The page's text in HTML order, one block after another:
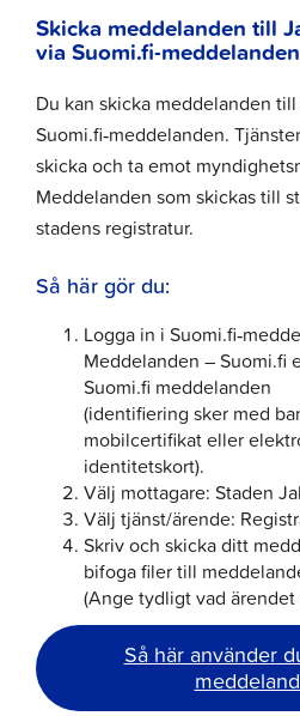
Skicka meddelanden till
via Suomi.fi-meddelanden
Du kan skicka meddelanden
Suomi.fi‑meddelanden.
skicka och ta emot
Meddelanden som skickas till
stadens registratur.
Så här gör du:
Logga in i
Meddelanden – Suomi.fi
Suomi.fi meddelanden
(identifiering sker med
mobilcertifikat eller
identitetskort).
Välj mottagare: Staden
Välj tjänst/ärende:
Skriv och skicka ditt
bifoga filer till
(Ange tydligt vad ärendet
Så här använder